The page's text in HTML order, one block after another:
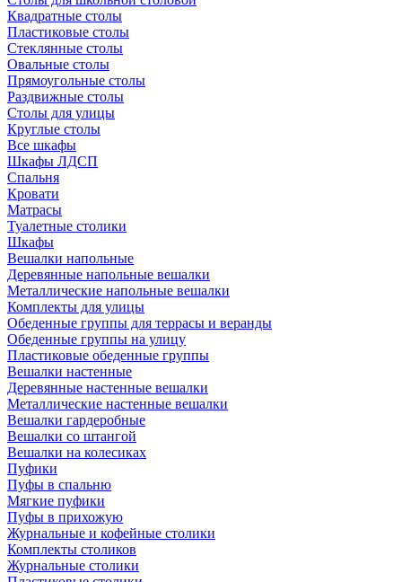
Квадратные столы
Пластиковые столы
Стеклянные столы
Овальные столы
Прямоугольные столы
Раздвижные столы
Столы для улицы
Круглые столы
Все шкафы
Шкафы ЛДСП
Спальня
Кровати
Матрасы
Туалетные столики
Шкафы
Вешалки напольные
Деревянные напольные вешалки
Металлические напольные вешалки
Комплекты для улицы
Обеденные группы для террасы и веранды
Обеденные группы на улицу
Пластиковые обеденные группы
Вешалки настенные
Деревянные настенные вешалки
Металлические настенные вешалки
Вешалки гардеробные
Вешалки со штангой
Вешалки на колесиках
Пуфики
Пуфы в спальню
Мягкие пуфики
Пуфы в прихожую
Журнальные и кофейные столики
Комплекты столиков
Журнальные столики